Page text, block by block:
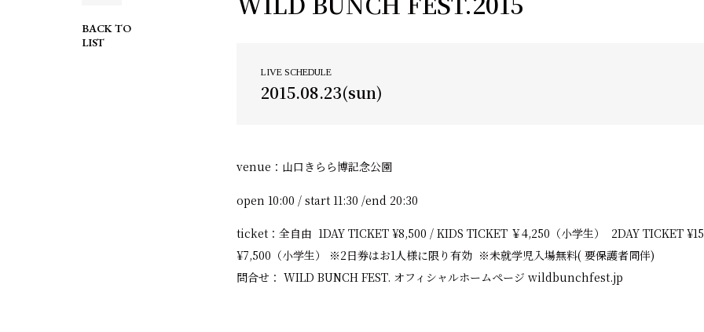
BACK TO
LIST
LIVE SCHEDULE
2015.08.23(sun)
venue：山口きらら博記念公園
open 10:00 / start 11:30 /end 20:30
ticket：全自由 1DAY TICKET ¥8,500 / KIDS TICKET ￥4,250（小学生） 2DAY TICKET
¥7,500（小学生） ※2日券はお1人様に限り有効 ※未就学児入場無料( 要保護者同伴)
問合せ： WILD BUNCH FEST. オフィシャルホームページ wildbunchfest.jp